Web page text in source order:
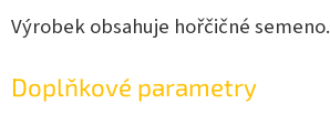
Výrobek obsahuje hořčičné semeno.
Doplňkové parametry